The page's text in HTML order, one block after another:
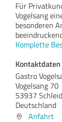
Für
Vogelsang
besonderen
Komplette
Kontaktdaten
Gastro
Vogelsang 70
53937
Deutschland
Anfahrt